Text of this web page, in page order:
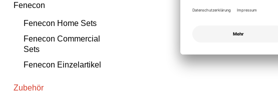
Fenecon
Fenecon Home Sets
Fenecon Commercial
Sets
Fenecon Einzelartikel
Zubehör